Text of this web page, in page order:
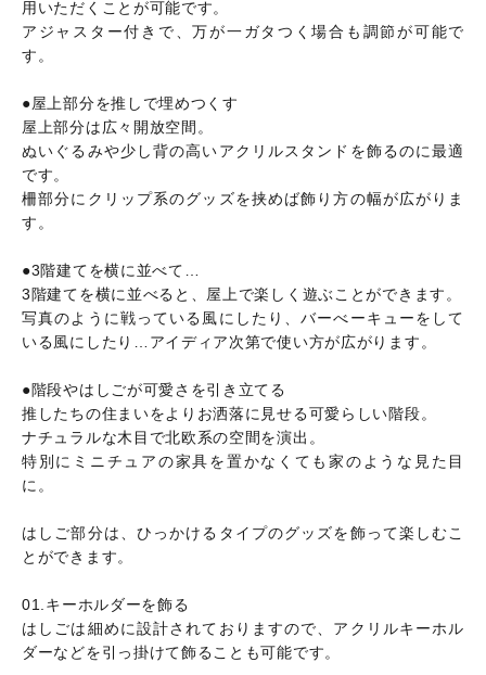
用いただくことが可能です。
アジャスター付きで、万が一ガタつく場合も調節が可能で
す。
●屋上部分を推しで埋めつくす
屋上部分は広々開放空間。
ぬいぐるみや少し背の高いアクリルスタンドを飾るのに最適
です。
柵部分にクリップ系のグッズを挟めば飾り方の幅が広がりま
す。
●3階建てを横に並べて…
3階建てを横に並べると、屋上で楽しく遊ぶことができます。
写真のように戦っている風にしたり、バーべーキューをして
いる風にしたり…アイディア次第で使い方が広がります。
●階段やはしごが可愛さを引き立てる
推したちの住まいをよりお洒落に見せる可愛らしい階段。
ナチュラルな木目で北欧系の空間を演出。
特別にミニチュアの家具を置かなくても家のような見た目
に。
はしご部分は、ひっかけるタイプのグッズを飾って楽しむこ
とができます。
01.キーホルダーを飾る
はしごは細めに設計されておりますので、アクリルキーホル
ダーなどを引っ掛けて飾ることも可能です。